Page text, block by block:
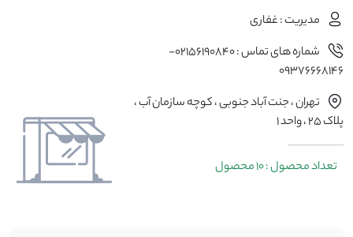
مدیریت : غفاری
شماره های تماس : 02156190840-
09376668146
تهران ، جنت آباد جنوبی ، کوچه سازمان آب ،
پلاک 25 ، واحد 1
تعداد محصول : 10 محصول